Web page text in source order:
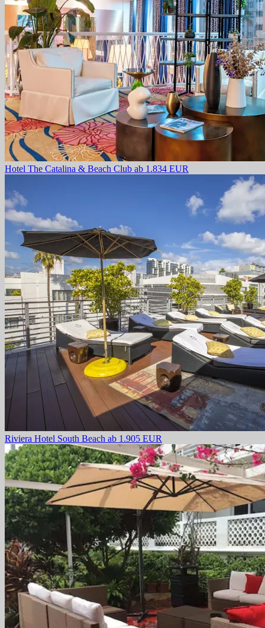
Hotel The Catalina & Beach Club ab 1.834 EUR
Riviera Hotel South Beach ab 1.905 EUR